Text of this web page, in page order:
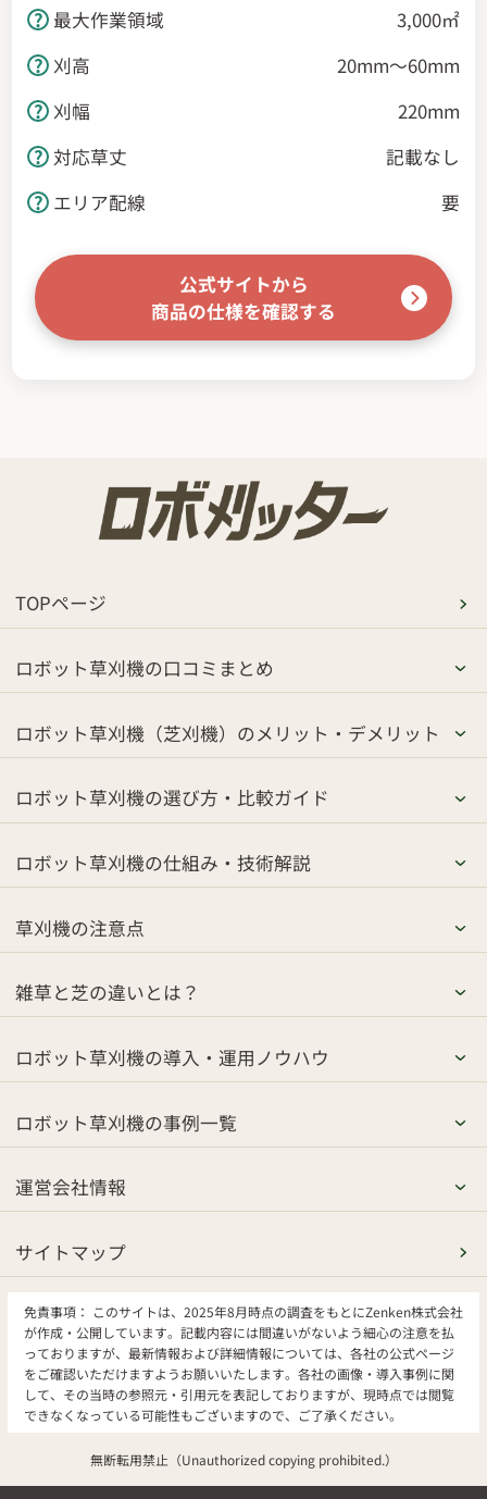
最大作業領域
3,000㎡
刈高
20mm～60mm
刈幅
220mm
対応草丈
記載なし
エリア配線
要
公式サイトから
商品の仕様を確認する
TOPページ
ロボット草刈機の口コミまとめ
ロボット草刈機（芝刈機）のメリット・デメリット
ロボット草刈機の選び方・比較ガイド
ロボット草刈機の仕組み・技術解説
草刈機の注意点
雑草と芝の違いとは？
ロボット草刈機の導入・運用ノウハウ
ロボット草刈機の事例一覧
運営会社情報
サイトマップ
免責事項： このサイトは、2025年8月時点の調査をもとにZenken株式会社
が作成・公開しています。記載内容には間違いがないよう細心の注意を払
っておりますが、最新情報および詳細情報については、各社の公式ページ
をご確認いただけますようお願いいたします。各社の画像・導入事例に関
して、その当時の参照元・引用元を表記しておりますが、現時点では閲覧
できなくなっている可能性もございますので、ご了承ください。
無断転用禁止（Unauthorized copying prohibited.）